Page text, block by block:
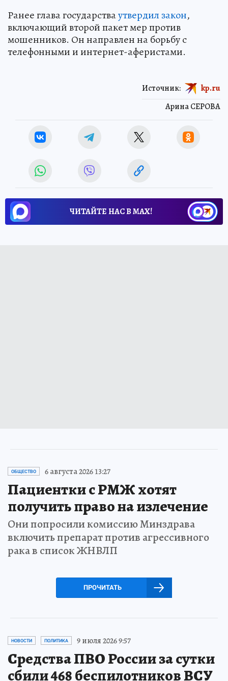
Ранее глава государстваутвердил закон,
включающий второй пакет мер против
мошенников. Он направлен на борьбу с
телефонными и интернет-аферистами.
Арина СЕРОВА
Источник: kp.ru
ЧИТАЙТЕ НАС В МАХ!
ОБЩЕСТВО 6 августа 2026 13:27
Пациентки с РМЖ хотят
получить право на излечение
Они попросили комиссию Минздрава
включить препарат против агрессивного
рака в список ЖНВЛП
ПРОЧИТАТЬ
НОВОСТИ ПОЛИТИКА 9 июля 2026 9:57
Средства ПВО России за сутки
сбили 468 беспилотников ВСУ